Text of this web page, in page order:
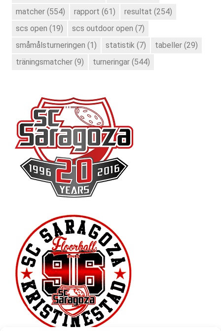
matcher (554) rapport (61) resultat (254)
scs open (19) scs outdoor open (7)
småmålsturneringen (1) statistik (7) tabeller (29)
träningsmatcher (9) turneringar (544)